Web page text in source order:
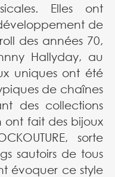
Elles ont
de
des années 70,
Hallyday, au
uniques ont été
de chaînes
des collections
ont fait des bijoux
sorte
sautoirs de tous
évoquer ce style